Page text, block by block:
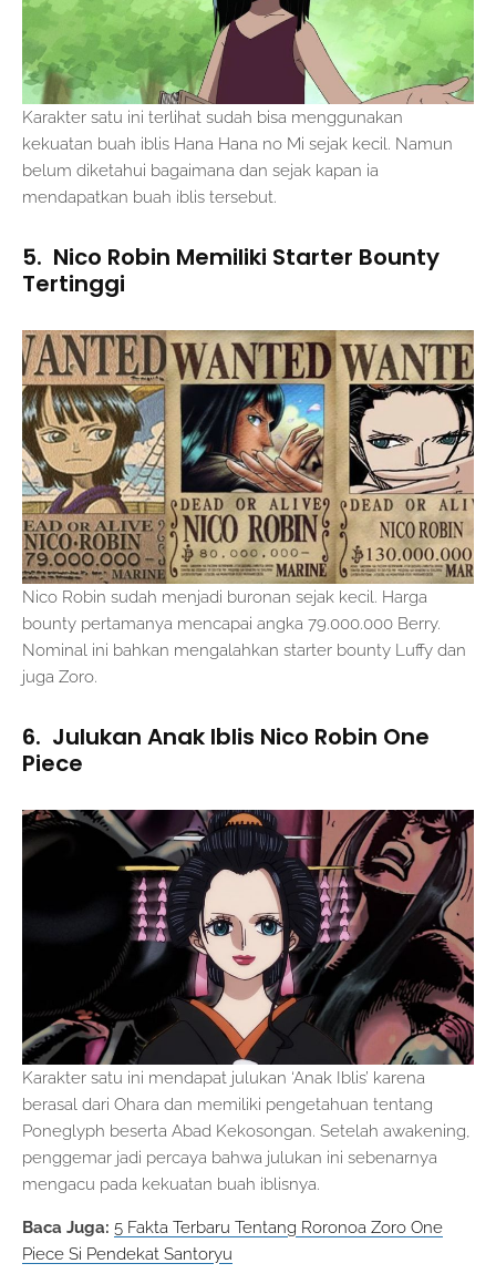
Karakter satu ini terlihat sudah bisa menggunakan
kekuatan buah iblis Hana Hana no Mi sejak kecil. Namun
belum diketahui bagaimana dan sejak kapan ia
mendapatkan buah iblis tersebut.
5. Nico Robin Memiliki Starter Bounty
Tertinggi
Nico Robin sudah menjadi buronan sejak kecil. Harga
bounty pertamanya mencapai angka 79.000.000 Berry.
Nominal ini bahkan mengalahkan starter bounty Luffy dan
juga Zoro.
6. Julukan Anak Iblis Nico Robin One
Piece
Karakter satu ini mendapat julukan ‘Anak Iblis’ karena
berasal dari Ohara dan memiliki pengetahuan tentang
Poneglyph beserta Abad Kekosongan. Setelah awakening,
penggemar jadi percaya bahwa julukan ini sebenarnya
mengacu pada kekuatan buah iblisnya.
Baca Juga: 5 Fakta Terbaru Tentang Roronoa Zoro One
Piece Si Pendekat Santoryu